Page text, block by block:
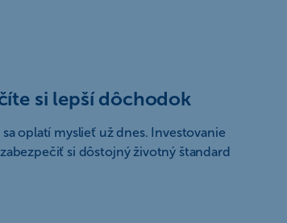
si lepší dôchodok
oplatí myslieť už dnes. Investovanie
si dôstojný životný štandard